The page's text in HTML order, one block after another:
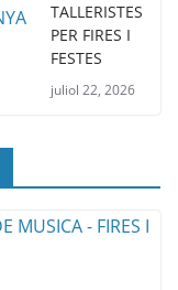
TALLERISTES
PER FIRES I
FESTES
juliol 22, 2026